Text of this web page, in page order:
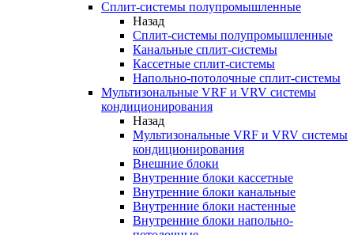
Сплит-системы полупромышленные
Назад
Сплит-системы полупромышленные
Канальные сплит-системы
Кассетные сплит-системы
Напольно-потолочные сплит-системы
Мультизональные VRF и VRV системы
кондиционирования
Назад
Мультизональные VRF и VRV системы
кондиционирования
Внешние блоки
Внутренние блоки кассетные
Внутренние блоки канальные
Внутренние блоки настенные
Внутренние блоки напольно-